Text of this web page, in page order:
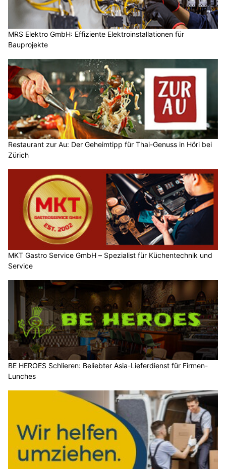
MRS Elektro GmbH: Effiziente Elektroinstallationen für
Bauprojekte
Restaurant zur Au: Der Geheimtipp für Thai-Genuss in Höri bei
Zürich
MKT Gastro Service GmbH – Spezialist für Küchentechnik und
Service
BE HEROES Schlieren: Beliebter Asia-Lieferdienst für Firmen-
Lunches